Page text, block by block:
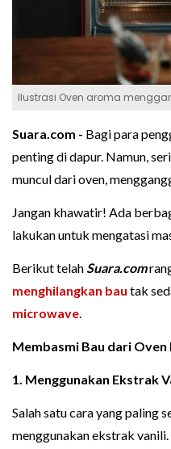
Ilustrasi Oven aroma
Suara.com - Bagi para
penting di dapur. Namun,
muncul dari oven,
Jangan khawatir! Ada
lakukan untuk mengatasi
Berikut telahSuara.com
menghilangkan bau tak
microwave.
Membasmi Bau dari Oven
1. Menggunakan Ekstrak
Salah satu cara yang paling
menggunakan ekstrak